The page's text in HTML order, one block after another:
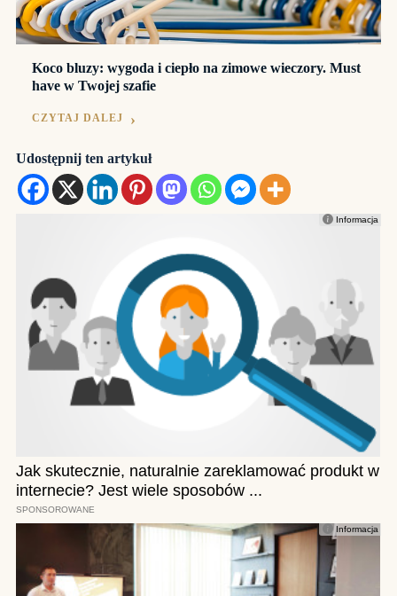
Koco bluzy: wygoda i ciepło na zimowe wieczory. Must
have w Twojej szafie
CZYTAJ DALEJ
Udostępnij ten artykuł